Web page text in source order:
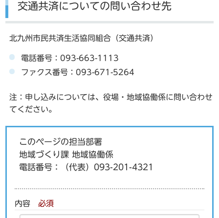
交通共済についての問い合わせ先
北九州市民共済生活協同組合（交通共済）
電話番号：093-663-1113
ファクス番号：093-671-5264
注：申し込みについては、役場・地域協働係に問い合わせ
てください。
このページの担当部署
地域づくり課 地域協働係
電話番号：
（代表）093-201-4321
内容 必須